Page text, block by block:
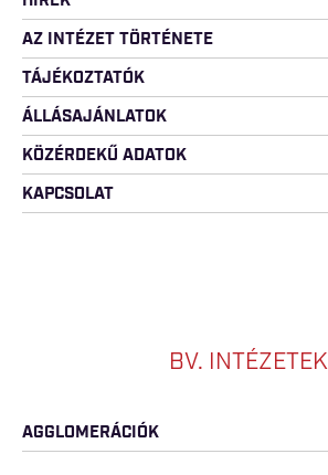
AZ INTÉZET TÖRTÉNETE
TÁJÉKOZTATÓK
ÁLLÁSAJÁNLATOK
KÖZÉRDEKŰ ADATOK
KAPCSOLAT
BV. INTÉZETEK
AGGLOMERÁCIÓK